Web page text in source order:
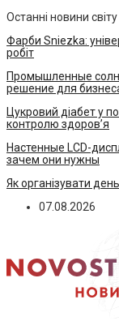
Останні новини світу
Фарби Sniezka:
робіт
Промышленные
решение для
Цукровий діабет у
контролю здоров’я
Настенные LCD-
зачем они нужны
Як організувати
07.08.2026